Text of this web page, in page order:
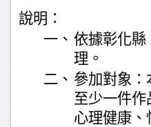
說明：
一、 依據彰化縣
理。
二、 參加對象：
至少一件
心理健康